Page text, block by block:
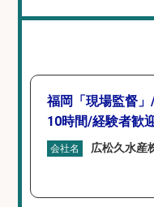
福岡「現場監督
10時間/経験者歓
会社名 広松久水産